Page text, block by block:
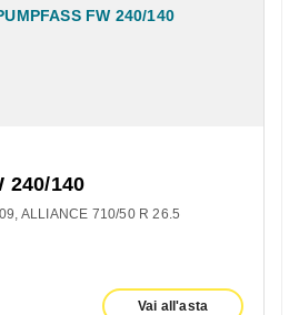
240/140
ALLIANCE 710/50 R 26.5
Vai all'asta